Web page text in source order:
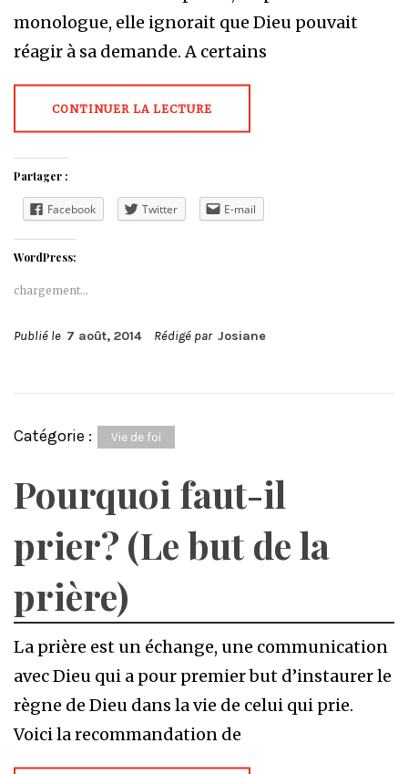
monologue, elle ignorait que Dieu pouvait
réagir à sa demande. A certains
CONTINUER LA LECTURE
Partager :
Facebook Twitter E-mail
WordPress:
chargement…
Publié le 7 août, 2014 Rédigé par Josiane
Catégorie : Vie de foi
Pourquoi faut-il
prier? (Le but de la
prière)
La prière est un échange, une communication
avec Dieu qui a pour premier but d’instaurer le
règne de Dieu dans la vie de celui qui prie.
Voici la recommandation de